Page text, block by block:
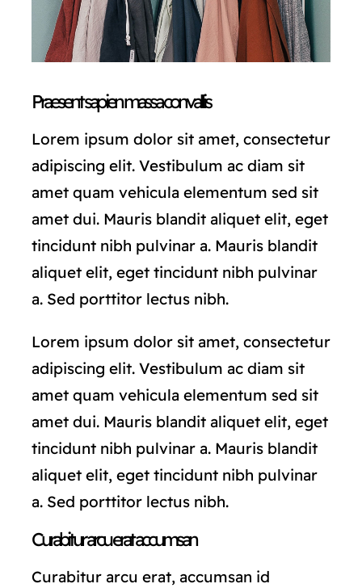
Praesent sapien massa convallis
Lorem ipsum dolor sit amet, consectetur
adipiscing elit. Vestibulum ac diam sit
amet quam vehicula elementum sed sit
amet dui. Mauris blandit aliquet elit, eget
tincidunt nibh pulvinar a. Mauris blandit
aliquet elit, eget tincidunt nibh pulvinar
a. Sed porttitor lectus nibh.
Lorem ipsum dolor sit amet, consectetur
adipiscing elit. Vestibulum ac diam sit
amet quam vehicula elementum sed sit
amet dui. Mauris blandit aliquet elit, eget
tincidunt nibh pulvinar a. Mauris blandit
aliquet elit, eget tincidunt nibh pulvinar
a. Sed porttitor lectus nibh.
Curabitur arcu erat accumsan
Curabitur arcu erat, accumsan id